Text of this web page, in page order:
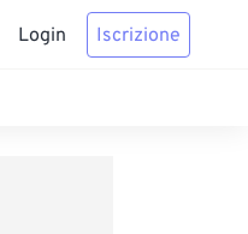
Login Iscrizione